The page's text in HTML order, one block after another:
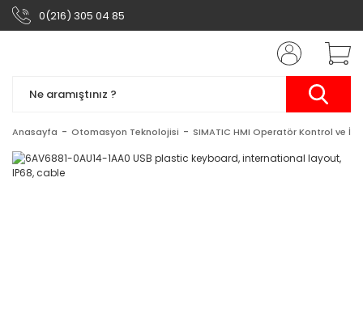
0(216) 305 04 85
Anasayfa Otomasyon Teknolojisi SIMATIC HMI Operatör Kontrol ve